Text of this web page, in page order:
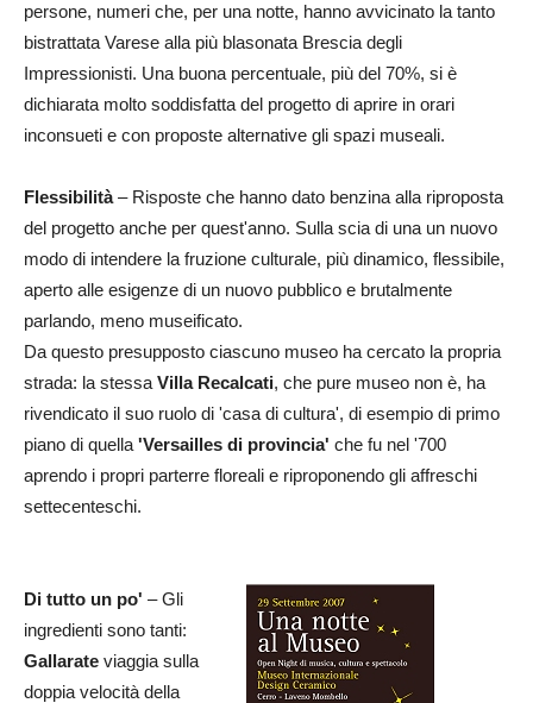
persone, numeri che, per una notte, hanno avvicinato la tanto
bistrattata Varese alla più blasonata Brescia degli
Impressionisti. Una buona percentuale, più del 70%, si è
dichiarata molto soddisfatta del progetto di aprire in orari
inconsueti e con proposte alternative gli spazi museali.
Flessibilità– Risposte che hanno dato benzina alla riproposta
del progetto anche per quest'anno. Sulla scia di una un nuovo
modo di intendere la fruzione culturale, più dinamico, flessibile,
aperto alle esigenze di un nuovo pubblico e brutalmente
parlando, meno museificato.
Da questo presupposto ciascuno museo ha cercato la propria
strada: la stessa Villa Recalcati, che pure museo non è, ha
rivendicato il suo ruolo di 'casa di cultura', di esempio di primo
piano di quella 'Versailles di provincia' che fu nel '700
aprendo i propri parterre floreali e riproponendo gli affreschi
settecenteschi.
Di tutto un po' – Gli
ingredienti sono tanti:
Gallarate viaggia sulla
doppia velocità della